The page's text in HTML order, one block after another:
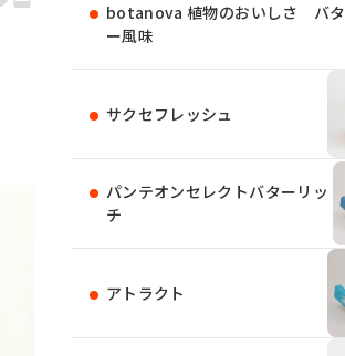
botanova 植物のおいしさ バタ
ー風味
サクセフレッシュ
パンテオンセレクトバターリッ
チ
アトラクト